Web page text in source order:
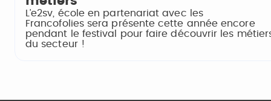
L’e2sv, école en partenariat avec les
Francofolies sera présente cette année encore
pendant le festival pour faire découvrir les
du secteur !